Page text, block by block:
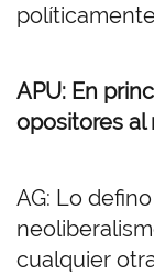
APU: En
opositores al
AG: Lo
cualquier